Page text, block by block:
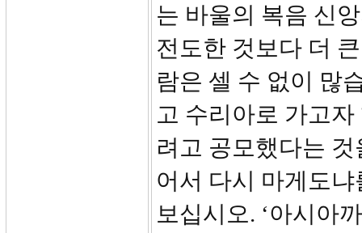
는 바울의 복음 신
전도한 것보다 더
람은 셀 수 없이 많
고 수리아로 가고
려고 공모했다는
어서 다시 마게도
보십시오. ‘아시아